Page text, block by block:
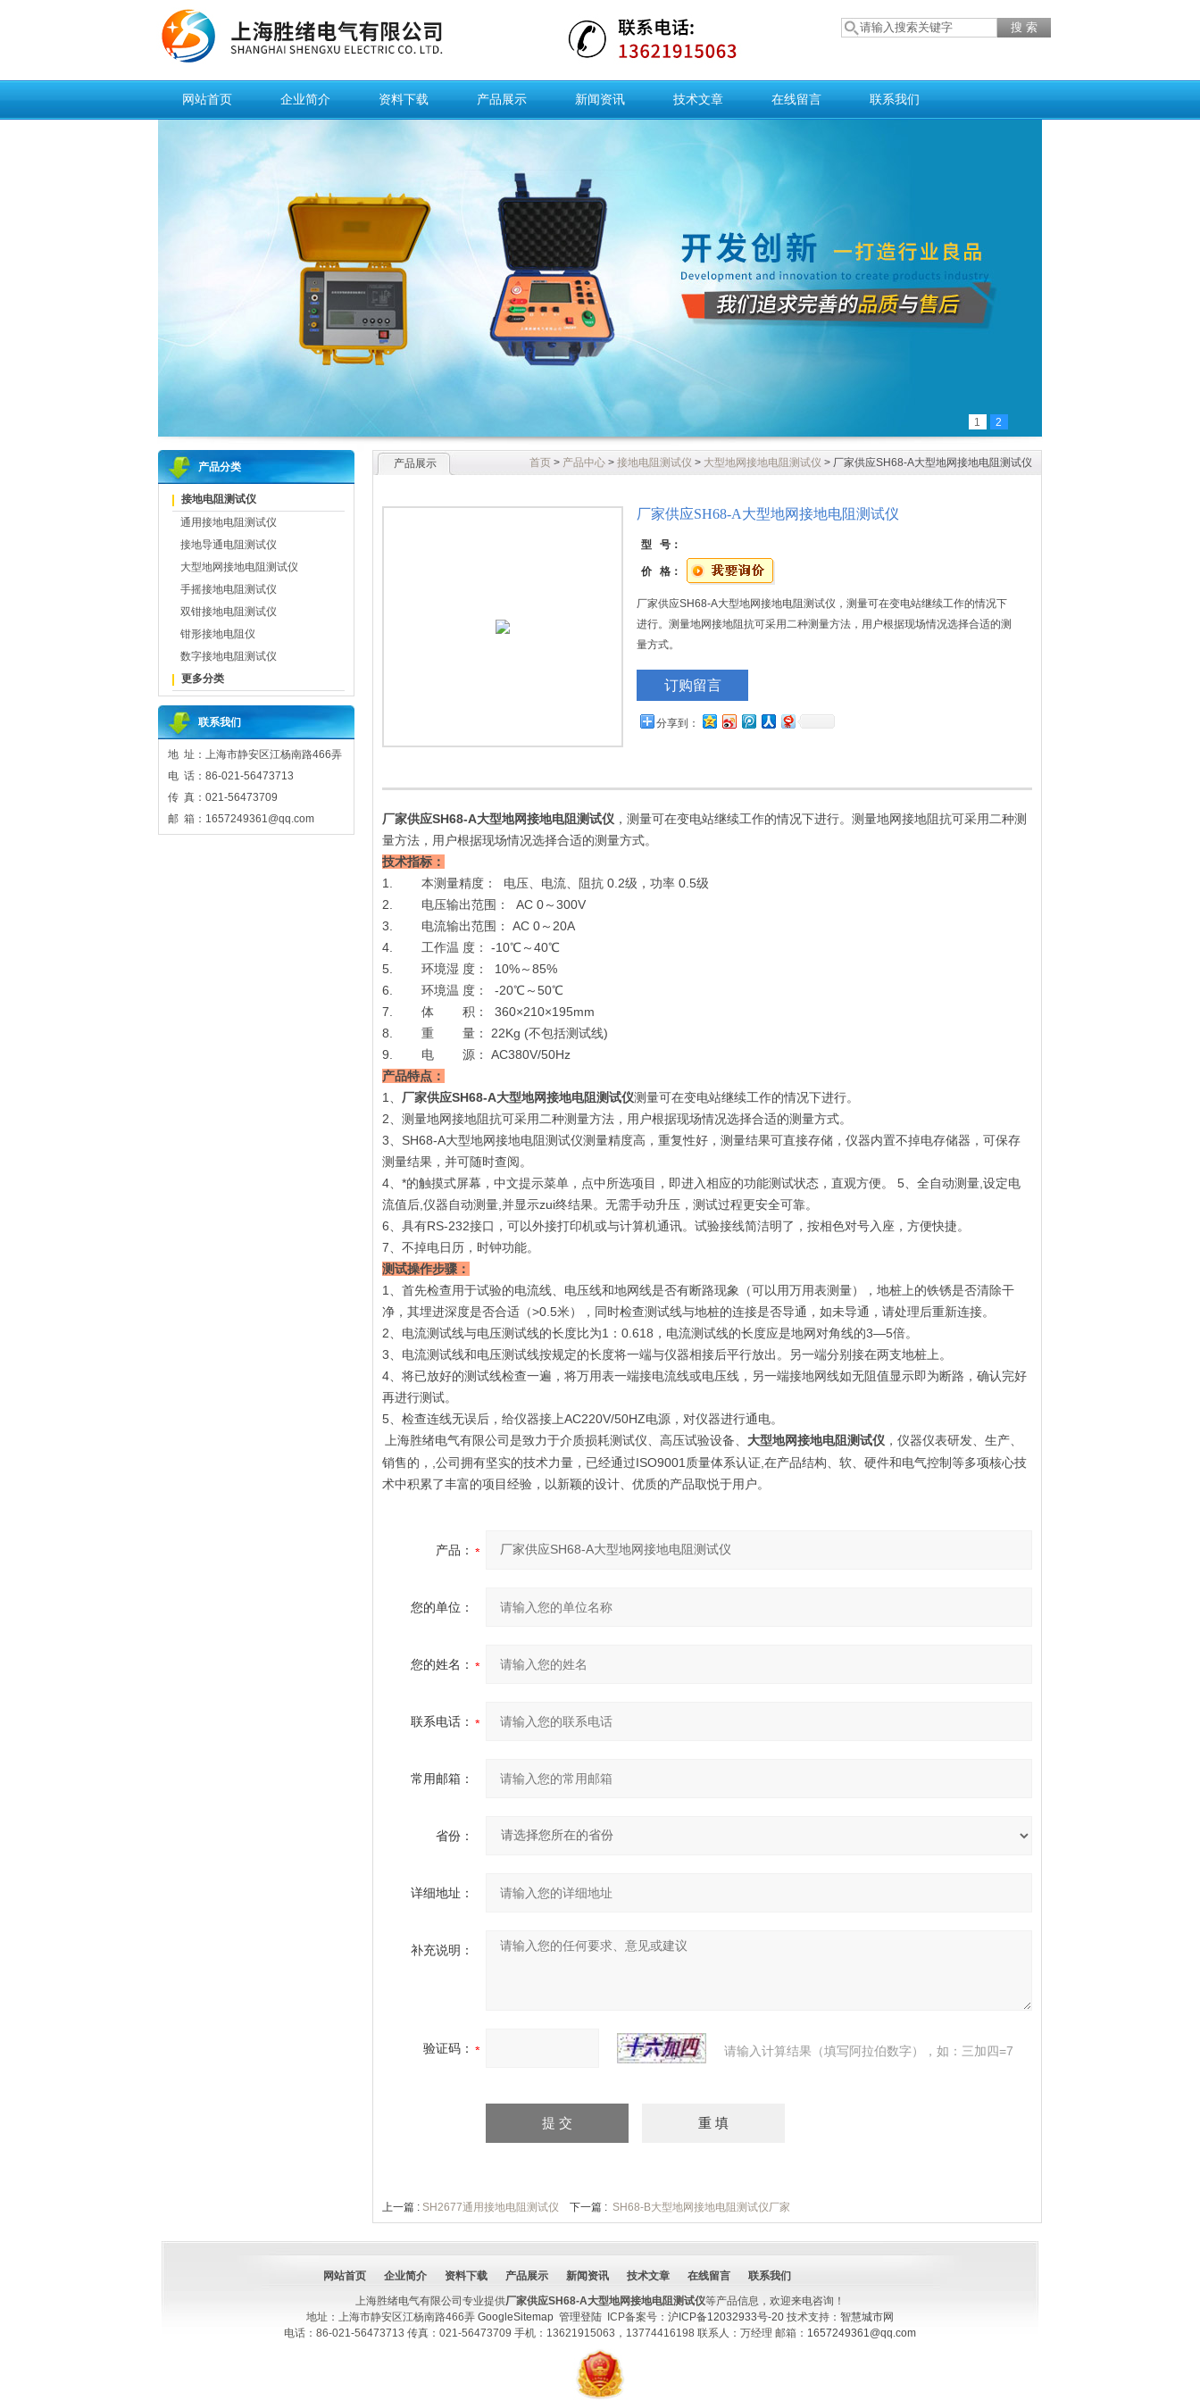
网站首页 企业简介 资料下载 产品展示 新闻资讯 技术文章 在线留言 联系我们
1 2
产品分类
接地电阻测试仪
通用接地电阻测试仪
接地导通电阻测试仪
大型地网接地电阻测试仪
手摇接地电阻测试仪
双钳接地电阻测试仪
钳形接地电阻仪
数字接地电阻测试仪
更多分类
联系我们
地 址：上海市静安区江杨南路466弄
电 话：86-021-56473713
传 真：021-56473709
邮 箱：1657249361@qq.com
产品展示 首页 > 产品中心 > 接地电阻测试仪 > 大型地网接地电阻测试仪 > 厂家供应SH68-A大型地网接地电阻测试仪
厂家供应SH68-A大型地网接地电阻测试仪
型 号：
价 格：
厂家供应SH68-A大型地网接地电阻测试仪，测量可在变电站继续工作的情况下
进行。测量地网接地阻抗可采用二种测量方法，用户根据现场情况选择合适的测
量方式。
订购留言
分享到：
厂家供应SH68-A大型地网接地电阻测试仪 ，测量可在变电站继续工作的情况下进行。测量地网接地阻抗可采用二种测
量方法，用户根据现场情况选择合适的测量方式。
技术指标：
1. 本测量精度： 电压、电流、阻抗 0.2级，功率 0.5级
2. 电压输出范围： AC 0～300V
3. 电流输出范围： AC 0～20A
4. 工作温 度： -10℃～40℃
5. 环境湿 度： 10%～85%
6. 环境温 度： -20℃～50℃
7. 体 积： 360×210×195mm
8. 重 量： 22Kg (不包括测试线)
9. 电 源： AC380V/50Hz
产品特点：
1、 厂家供应SH68-A大型地网接地电阻测试仪测量可在变电站继续工作的情况下进行。
2、测量地网接地阻抗可采用二种测量方法，用户根据现场情况选择合适的测量方式。
3、SH68-A大型地网接地电阻测试仪测量精度高，重复性好，测量结果可直接存储，仪器内置不掉电存储器，可保存
测量结果，并可随时查阅。
4、*的触摸式屏幕，中文提示菜单，点中所选项目，即进入相应的功能测试状态，直观方便。 5、全自动测量,设定电
流值后,仪器自动测量,并显示zui终结果。无需手动升压，测试过程更安全可靠。
6、具有RS-232接口，可以外接打印机或与计算机通讯。试验接线简洁明了，按相色对号入座，方便快捷。
7、不掉电日历，时钟功能。
测试操作步骤：
1、首先检查用于试验的电流线、电压线和地网线是否有断路现象（可以用万用表测量），地桩上的铁锈是否清除干
净，其埋进深度是否合适（>0.5米），同时检查测试线与地桩的连接是否导通，如未导通，请处理后重新连接。
2、电流测试线与电压测试线的长度比为1：0.618，电流测试线的长度应是地网对角线的3—5倍。
3、电流测试线和电压测试线按规定的长度将一端与仪器相接后平行放出。另一端分别接在两支地桩上。
4、将已放好的测试线检查一遍，将万用表一端接电流线或电压线，另一端接地网线如无阻值显示即为断路，确认完好
再进行测试。
5、检查连线无误后，给仪器接上AC220V/50HZ电源，对仪器进行通电。
上海胜绪电气有限公司是致力于介质损耗测试仪、高压试验设备、 大型地网接地电阻测试仪 ，仪器仪表研发、生产、
销售的，,公司拥有坚实的技术力量，已经通过ISO9001质量体系认证,在产品结构、软、硬件和电气控制等多项核心技
术中积累了丰富的项目经验，以新颖的设计、优质的产品取悦于用户。
产品：
您的单位：
您的姓名：
联系电话：
常用邮箱：
省份：
详细地址：
补充说明：
验证码： 请输入计算结果（填写阿拉伯数字），如：三加四=7
上一篇 : SH2677通用接地电阻测试仪 下一篇 : SH68-B大型地网接地电阻测试仪厂家
网站首页 企业简介 资料下载 产品展示 新闻资讯 技术文章 在线留言
联系我们
上海胜绪电气有限公司专业提供厂家供应SH68-A大型地网接地电阻测试仪等产品信息，欢迎来电咨询！
地址：上海市静安区江杨南路466弄 GoogleSitemap 管理登陆 ICP备案号： 沪ICP备12032933号-20 技术支持： 智慧城市网
电话：86-021-56473713 传真：021-56473709 手机：13621915063，13774416198 联系人：万经理 邮箱： 1657249361@qq.com